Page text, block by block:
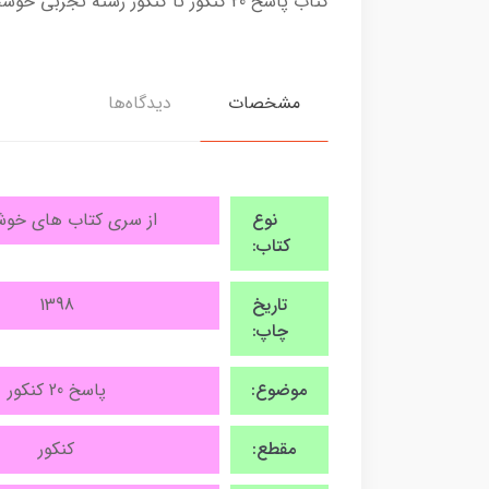
مشخصات دیدگاه‌ها
نوع
کتاب:
از سری کتاب های
تاریخ
چاپ:
1398
موضوع: پاسخ 20 کنکور
مقطع: کنکور